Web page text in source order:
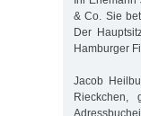
& Co. Sie
Der
Hamburger
Jacob